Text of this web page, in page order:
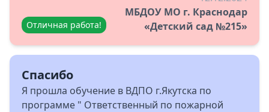
Отличная работа!
МБДОУ МО г. Краснодар
«Детский сад №215»
Спасибо
Я прошла обучение в ВДПО г.Якутска по
программе " Ответственный по пожарной